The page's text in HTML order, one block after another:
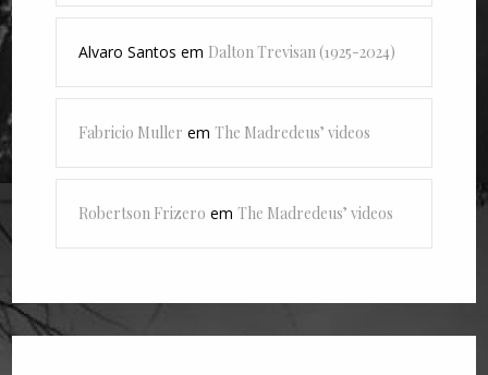
Alvaro Santos em Dalton Trevisan (1925-2024)
Fabricio Muller emThe Madredeus’ videos
Robertson Frizero emThe Madredeus’ videos